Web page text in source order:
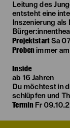
Leitung des
entsteht eine
Inszenierung
Projektstart Sa
Proben immer
Inside
ab 16 Jahren
Du möchtest in
schlüpfen und
Termin Fr